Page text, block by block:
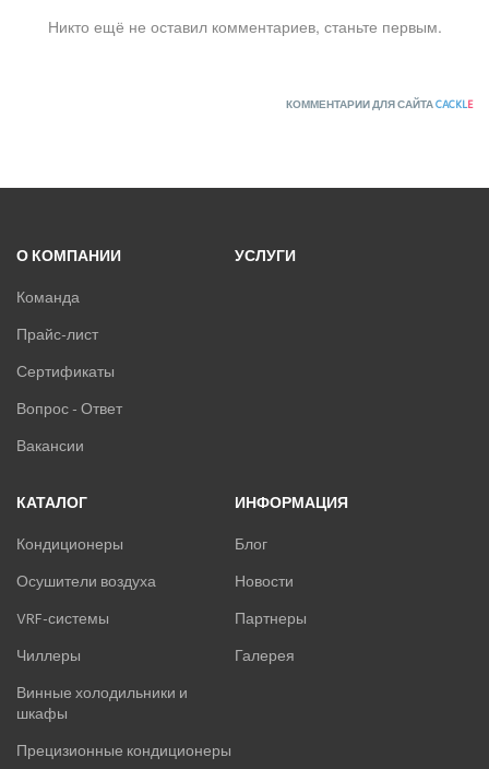
LG
ROYAL CLIMA
Roland
Samsung
SHUFT
TOSHIBA
ULTIMA COMFORT
YOSHIKAWA
ОСУШИТЕЛИ ВОЗДУХА
ЧИЛЛЕРЫ
ВИННЫЕ ХОЛОДИЛЬНИКИ И ШКАФЫ
Никто ещё не оставил комментариев, станьте первым.
КОММЕНТАРИИ ДЛЯ САЙТАCACKLE
О КОМПАНИИ
Команда
Прайс-лист
Сертификаты
Вопрос - Ответ
Вакансии
УСЛУГИ
КАТАЛОГ
Кондиционеры
Осушители воздуха
VRF-системы
Чиллеры
Винные холодильники и
шкафы
Прецизионные кондиционеры
ИНФОРМАЦИЯ
Блог
Новости
Партнеры
Галерея